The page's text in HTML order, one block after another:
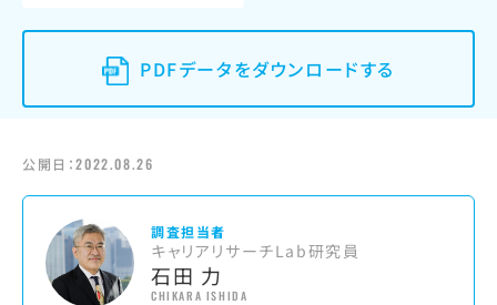
PDFデータをダウンロードする
公開日：2022.08.26
調査担当者
キャリアリサーチLab研究員
石田 力
CHIKARA ISHIDA